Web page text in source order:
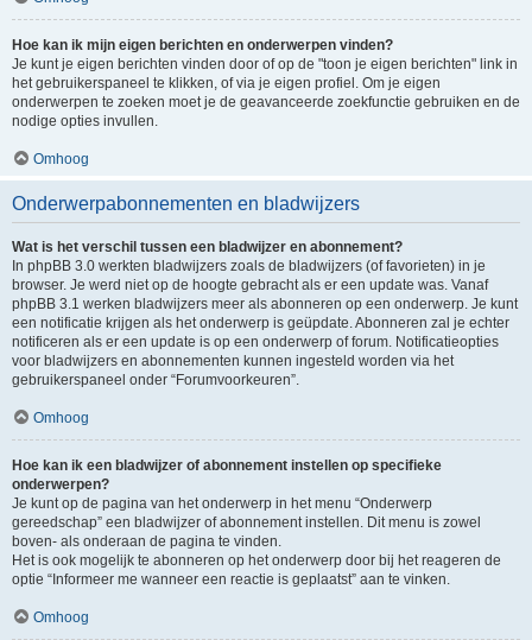
Hoe kan ik mijn eigen berichten en onderwerpen vinden?
Je kunt je eigen berichten vinden door of op de "toon je eigen berichten" link in
het gebruikerspaneel te klikken, of via je eigen profiel. Om je eigen
onderwerpen te zoeken moet je de geavanceerde zoekfunctie gebruiken en de
nodige opties invullen.
Omhoog
Onderwerpabonnementen en bladwijzers
Wat is het verschil tussen een bladwijzer en abonnement?
In phpBB 3.0 werkten bladwijzers zoals de bladwijzers (of favorieten) in je
browser. Je werd niet op de hoogte gebracht als er een update was. Vanaf
phpBB 3.1 werken bladwijzers meer als abonneren op een onderwerp. Je kunt
een notificatie krijgen als het onderwerp is geüpdate. Abonneren zal je echter
notificeren als er een update is op een onderwerp of forum. Notificatieopties
voor bladwijzers en abonnementen kunnen ingesteld worden via het
gebruikerspaneel onder “Forumvoorkeuren”.
Omhoog
Hoe kan ik een bladwijzer of abonnement instellen op specifieke
onderwerpen?
Je kunt op de pagina van het onderwerp in het menu “Onderwerp
gereedschap” een bladwijzer of abonnement instellen. Dit menu is zowel
boven- als onderaan de pagina te vinden.
Het is ook mogelijk te abonneren op het onderwerp door bij het reageren de
optie “Informeer me wanneer een reactie is geplaatst” aan te vinken.
Omhoog